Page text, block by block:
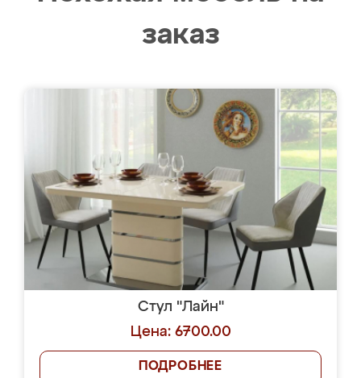
заказ
Стул "Лайн"
Цена: 6700.00
ПОДРОБНЕЕ